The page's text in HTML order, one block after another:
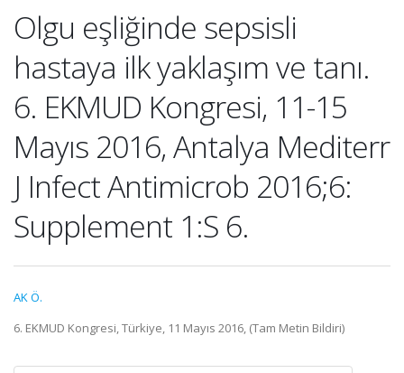
Olgu eşliğinde sepsisli
hastaya ilk yaklaşım ve tanı.
6. EKMUD Kongresi, 11-15
Mayıs 2016, Antalya Mediterr
J Infect Antimicrob 2016;6:
Supplement 1:S 6.
AK Ö.
6. EKMUD Kongresi, Türkiye, 11 Mayıs 2016, (Tam Metin Bildiri)